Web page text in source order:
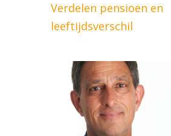
Verdelen pensioen en
leeftijdsverschil